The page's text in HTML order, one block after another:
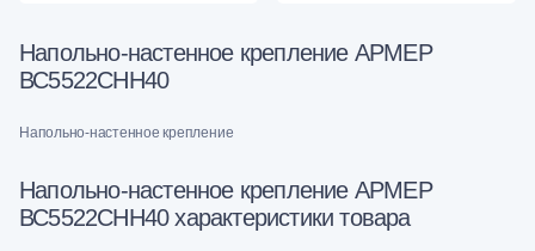
Напольно-настенное крепление АРМЕР
ВС5522СНН40
Напольно-настенное крепление
Напольно-настенное крепление АРМЕР
ВС5522СНН40 характеристики товара